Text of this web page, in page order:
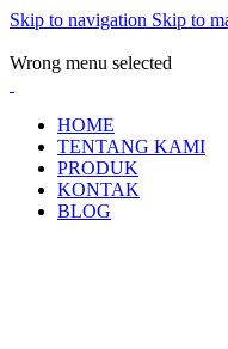
Skip to navigation Skip to
Wrong menu selected
HOME
TENTANG KAMI
PRODUK
KONTAK
BLOG